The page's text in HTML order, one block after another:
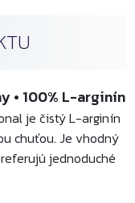
• 100% L-arginín
je čistý L-arginín
chuťou. Je vhodný
jednoduché